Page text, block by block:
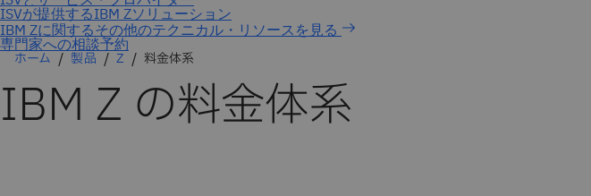
専門家への相談予約
ホーム 製品 Z 料金体系
IBM Z の料金体系